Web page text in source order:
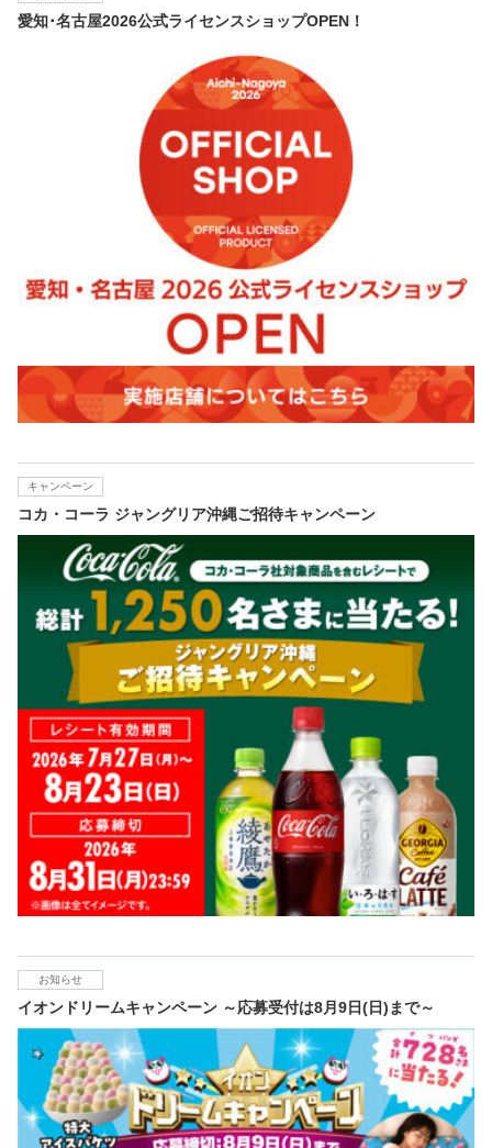
愛知･名古屋2026公式ライセンスショップOPEN！
キャンペーン
コカ・コーラ ジャングリア沖縄ご招待キャンペーン
お知らせ
イオンドリームキャンペーン ～応募受付は8月9日(日)まで～